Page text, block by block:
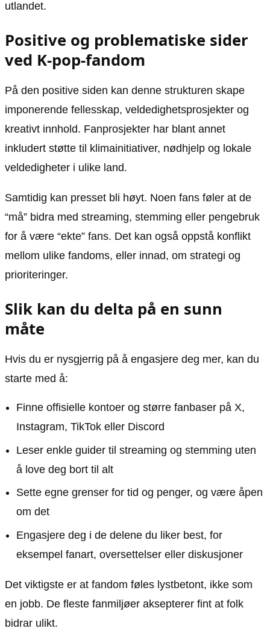
utlandet.
Positive og problematiske sider
ved K-pop-fandom
På den positive siden kan denne strukturen skape
imponerende fellesskap, veldedighetsprosjekter og
kreativt innhold. Fanprosjekter har blant annet
inkludert støtte til klimainitiativer, nødhjelp og lokale
veldedigheter i ulike land.
Samtidig kan presset bli høyt. Noen fans føler at de
“må” bidra med streaming, stemming eller pengebruk
for å være “ekte” fans. Det kan også oppstå konflikt
mellom ulike fandoms, eller innad, om strategi og
prioriteringer.
Slik kan du delta på en sunn
måte
Hvis du er nysgjerrig på å engasjere deg mer, kan du
starte med å:
Finne offisielle kontoer og større fanbaser på X,
Instagram, TikTok eller Discord
Leser enkle guider til streaming og stemming uten
å love deg bort til alt
Sette egne grenser for tid og penger, og være åpen
om det
Engasjere deg i de delene du liker best, for
eksempel fanart, oversettelser eller diskusjoner
Det viktigste er at fandom føles lystbetont, ikke som
en jobb. De fleste fanmiljøer aksepterer fint at folk
bidrar ulikt.